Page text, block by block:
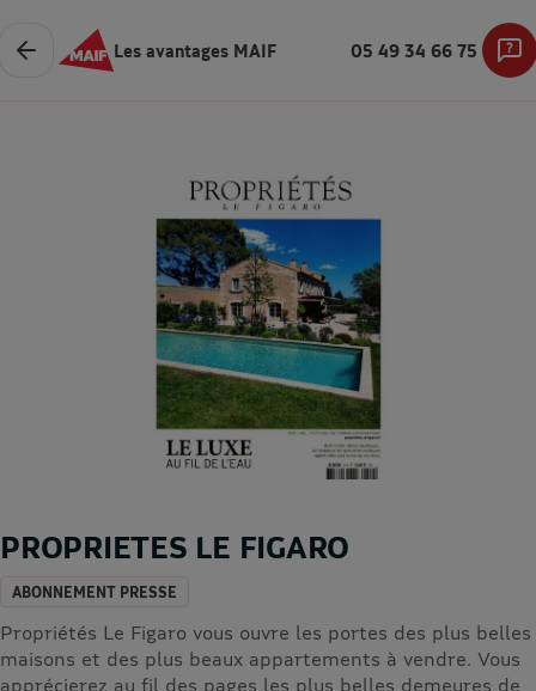
Les avantages MAIF 05 49 34 66 75
PROPRIETES LE FIGARO
ABONNEMENT PRESSE
Propriétés Le Figaro vous ouvre les portes des plus belles
maisons et des plus beaux appartements à vendre. Vous
apprécierez au fil des pages les plus belles demeures de